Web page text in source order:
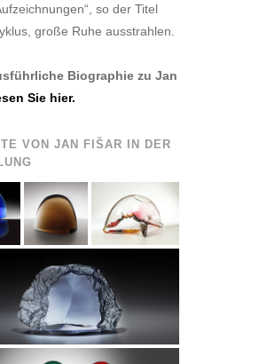
so der Titel
große Ruhe ausstrahlen.
Biographie zu Jan
Sie hier.
VON JAN FIŠAR IN DER